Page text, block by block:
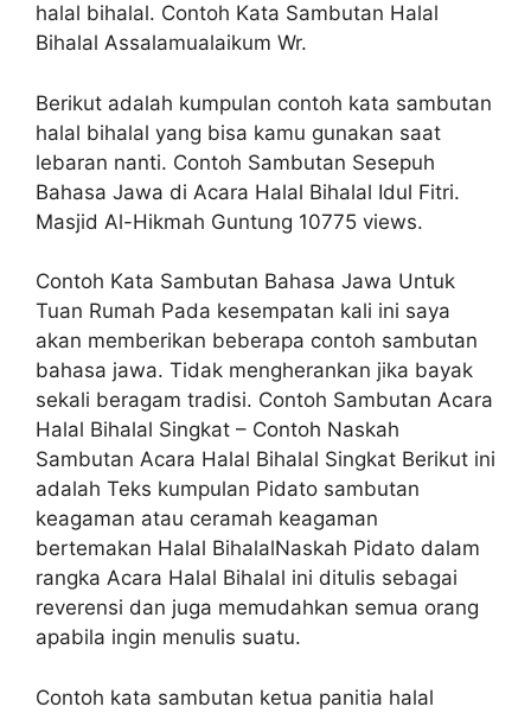
halal bihalal. Contoh Kata Sambutan Halal
Bihalal Assalamualaikum Wr.
Berikut adalah kumpulan contoh kata sambutan
halal bihalal yang bisa kamu gunakan saat
lebaran nanti. Contoh Sambutan Sesepuh
Bahasa Jawa di Acara Halal Bihalal Idul Fitri.
Masjid Al-Hikmah Guntung 10775 views.
Contoh Kata Sambutan Bahasa Jawa Untuk
Tuan Rumah Pada kesempatan kali ini saya
akan memberikan beberapa contoh sambutan
bahasa jawa. Tidak mengherankan jika bayak
sekali beragam tradisi. Contoh Sambutan Acara
Halal Bihalal Singkat – Contoh Naskah
Sambutan Acara Halal Bihalal Singkat Berikut ini
adalah Teks kumpulan Pidato sambutan
keagaman atau ceramah keagaman
bertemakan Halal BihalalNaskah Pidato dalam
rangka Acara Halal Bihalal ini ditulis sebagai
reverensi dan juga memudahkan semua orang
apabila ingin menulis suatu.
Contoh kata sambutan ketua panitia halal